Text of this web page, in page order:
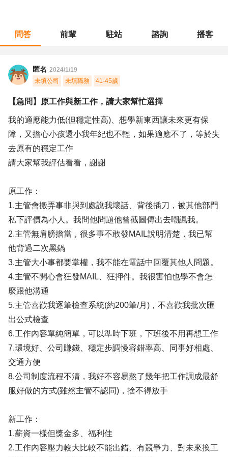
問答 前輩 駐站 諮詢 播客
匿名 2024/1/19
未填公司
未填職務 41-45歲
【急問】原工作與新工作，請大家幫忙選擇
我的適應能力低(但穩定性高)、想學新東西讓未來更有保
障，又擔心小孩還小我年紀也不輕，如果適應不了，等於失
去原有的穩定工作
請大家幫我評估看看，謝謝
原工作：
1.主管會搬弄事非與到處說我壞話、背後插刀，被其他部門
私下評價為小人。我問他問題他曾截圖傳出去嘲諷我。
2.主管無肩膀擔當，很多事不敢發MAIL說明清楚，我已幫
他背過二次黑鍋
3.主管大小事都要掌權，我不能在電話中回覆其他人問題。
4.主管不開心會狂發MAIL、狂押件。我很害怕也學不會怎
麼跟他溝通
5.主管喜歡我逐筆檢查系統(約200筆/月)，不喜歡我批次匯
出公式檢查
6.工作內容單純簡單，可以準時下班，下班後不用再想工作
7.環境好、公司賺錢、穩定步調慢容錯率高、同事好相處、
交通方便
8.公司制度流程不清，我好不容易熬了幾年把工作調成最舒
服好做的方式(雖然主管不認同)，捨不得放手
新工作：
1.薪資一樣但獎金多、福利佳
2.工作內容壓力較大比較不能出錯、有競爭力、對未來換工